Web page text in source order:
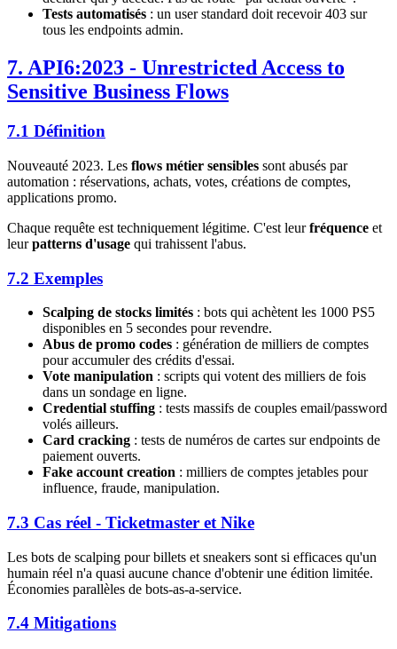
Tests automatisés : un user standard doit recevoir 403 sur
tous les endpoints admin.
7. API6:2023 - Unrestricted Access to
Sensitive Business Flows
7.1 Définition
Nouveauté 2023. Les flows métier sensibles sont abusés par
automation : réservations, achats, votes, créations de comptes,
applications promo.
Chaque requête est techniquement légitime. C'est leurfréquence et
leurpatterns d'usage qui trahissent l'abus.
7.2 Exemples
Scalping de stocks limités : bots qui achètent les 1000 PS5
disponibles en 5 secondes pour revendre.
Abus de promo codes : génération de milliers de comptes
pour accumuler des crédits d'essai.
Vote manipulation : scripts qui votent des milliers de fois
dans un sondage en ligne.
Credential stuffing : tests massifs de couples email/password
volés ailleurs.
Card cracking : tests de numéros de cartes sur endpoints de
paiement ouverts.
Fake account creation : milliers de comptes jetables pour
influence, fraude, manipulation.
7.3 Cas réel - Ticketmaster et Nike
Les bots de scalping pour billets et sneakers sont si efficaces qu'un
humain réel n'a quasi aucune chance d'obtenir une édition limitée.
Économies parallèles de bots-as-a-service.
7.4 Mitigations